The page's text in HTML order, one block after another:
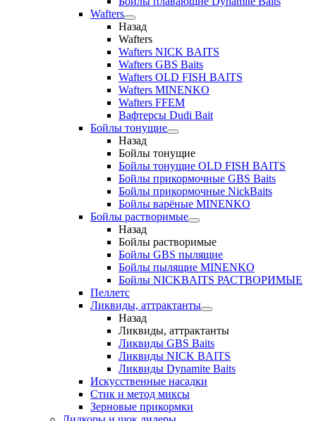
Wafters
Назад
Wafters
Wafters NICK BAITS
Wafters GBS Baits
Wafters OLD FISH BAITS
Wafters MINENKO
Wafters FFEM
Вафтерсы Dudi Bait
Бойлы тонущие
Назад
Бойлы тонущие
Бойлы тонущие OLD FISH BAITS
Бойлы прикормочные GBS Baits
Бойлы прикормочные NickBaits
Бойлы варёные MINENKO
Бойлы растворимые
Назад
Бойлы растворимые
Бойлы GBS пылящие
Бойлы пылящие MINENKO
Бойлы NICKBAITS РАСТВОРИМЫЕ
Пеллетс
Ликвиды, аттрактанты
Назад
Ликвиды, аттрактанты
Ликвиды GBS Baits
Ликвиды NICK BAITS
Ликвиды Dynamite Baits
Искусственные насадки
Стик и метод миксы
Зерновые прикормки